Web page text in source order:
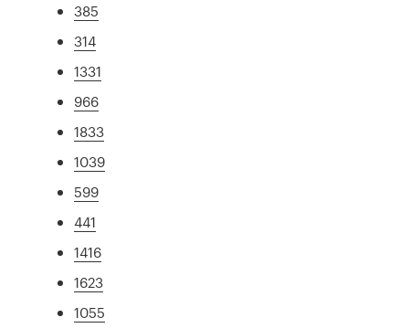
385
314
1331
966
1833
1039
599
441
1416
1623
1055